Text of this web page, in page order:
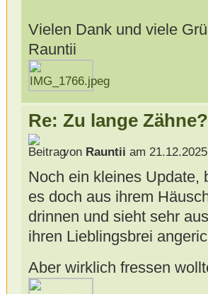
Vielen Dank und viele
Rauntii
Re: Zu lange Zähne?
von Rauntii am
Noch ein kleines Update,
es doch aus ihrem
drinnen und sieht sehr
ihren Lieblingsbrei
Aber wirklich fressen